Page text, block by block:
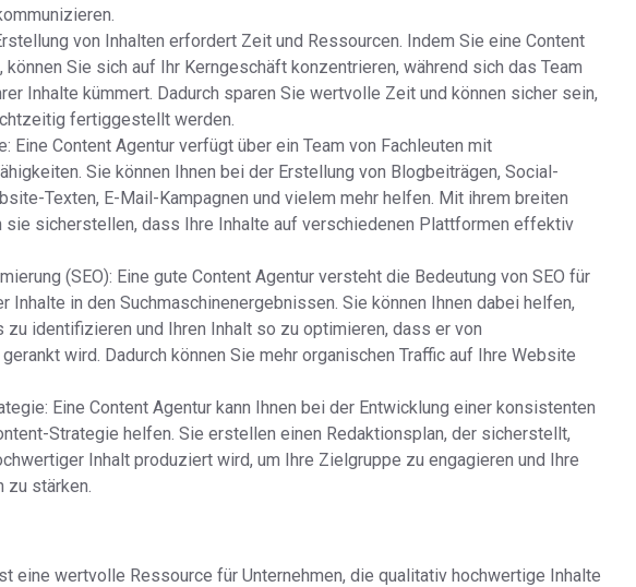
von Inhalten erfordert Zeit und Ressourcen. Indem Sie eine Content
können Sie sich auf Ihr Kerngeschäft konzentrieren, während sich das Team
Inhalte kümmert. Dadurch sparen Sie wertvolle Zeit und können sicher sein,
fertiggestellt werden.
Eine Content Agentur verfügt über ein Team von Fachleuten mit
Sie können Ihnen bei der Erstellung von Blogbeiträgen, Social-
Texten, E-Mail-Kampagnen und vielem mehr helfen. Mit ihrem breiten
sie sicherstellen, dass Ihre Inhalte auf verschiedenen Plattformen effektiv
(SEO): Eine gute Content Agentur versteht die Bedeutung von SEO für
Inhalte in den Suchmaschinenergebnissen. Sie können Ihnen dabei helfen,
zu identifizieren und Ihren Inhalt so zu optimieren, dass er von
wird. Dadurch können Sie mehr organischen Traffic auf Ihre Website
Eine Content Agentur kann Ihnen bei der Entwicklung einer konsistenten
Strategie helfen. Sie erstellen einen Redaktionsplan, der sicherstellt,
Inhalt produziert wird, um Ihre Zielgruppe zu engagieren und Ihre
zu stärken.
eine wertvolle Ressource für Unternehmen, die qualitativ hochwertige Inhalte